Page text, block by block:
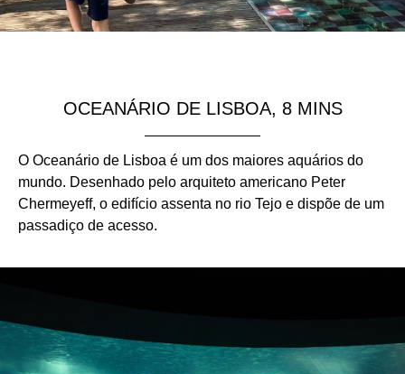
OCEANÁRIO DE LISBOA, 8 MINS
O Oceanário de Lisboa é um dos maiores aquários do
mundo. Desenhado pelo arquiteto americano Peter
Chermeyeff, o edifício assenta no rio Tejo e dispõe de um
passadiço de acesso.